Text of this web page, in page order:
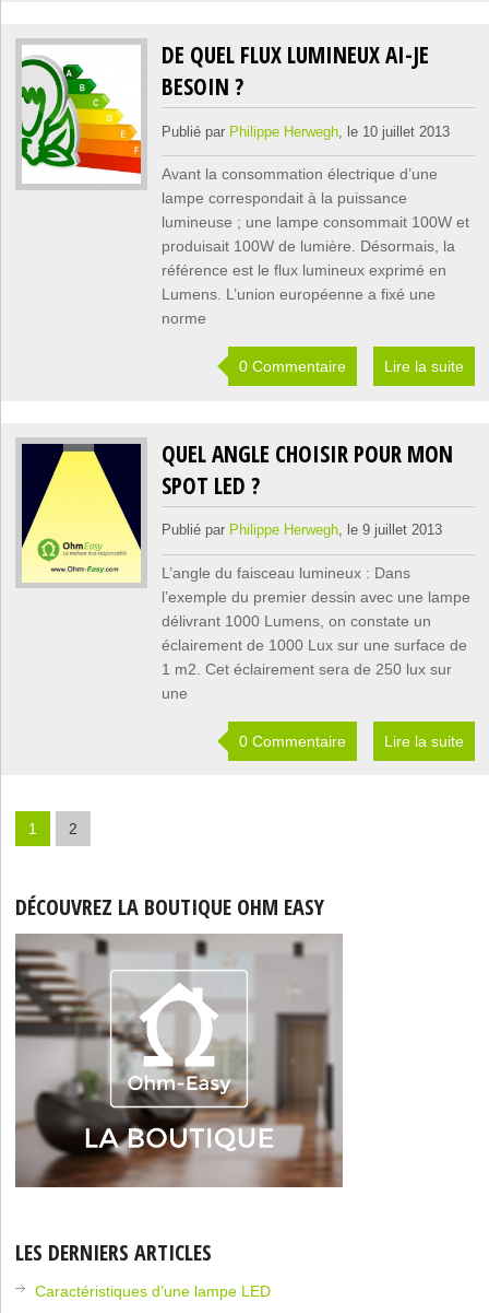
DE QUEL FLUX LUMINEUX AI-JE
BESOIN ?
Publié par Philippe Herwegh, le 10 juillet 2013
Avant la consommation électrique d’une
lampe correspondait à la puissance
lumineuse ; une lampe consommait 100W et
produisait 100W de lumière. Désormais, la
référence est le flux lumineux exprimé en
Lumens. L’union européenne a fixé une
norme
0 Commentaire Lire la suite
QUEL ANGLE CHOISIR POUR MON
SPOT LED ?
Publié par Philippe Herwegh, le 9 juillet 2013
L’angle du faisceau lumineux : Dans
l’exemple du premier dessin avec une lampe
délivrant 1000 Lumens, on constate un
éclairement de 1000 Lux sur une surface de
1 m2. Cet éclairement sera de 250 lux sur
une
0 Commentaire Lire la suite
1 2
DÉCOUVREZ LA BOUTIQUE OHM EASY
LES DERNIERS ARTICLES
Caractéristiques d’une lampe LED